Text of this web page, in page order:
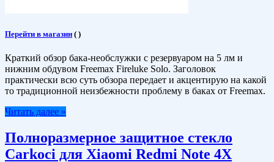
Перейти в магазин ( )
Краткий обзор бака-необслужки с резервуаром на 5 лм и
нижним обдувом Freemax Fireluke Solo. Заголовок
практически всю суть обзора передает и акцентирую на какой
то традиционной неизбежности проблему в баках от Freemax.
Читать далее »
Полноразмерное защитное стекло
Carkoci для Xiaomi Redmi Note 4X